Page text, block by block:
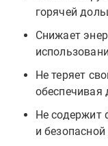
горячей
Снижает
Не теряет
обеспечивая
Не содержит
и